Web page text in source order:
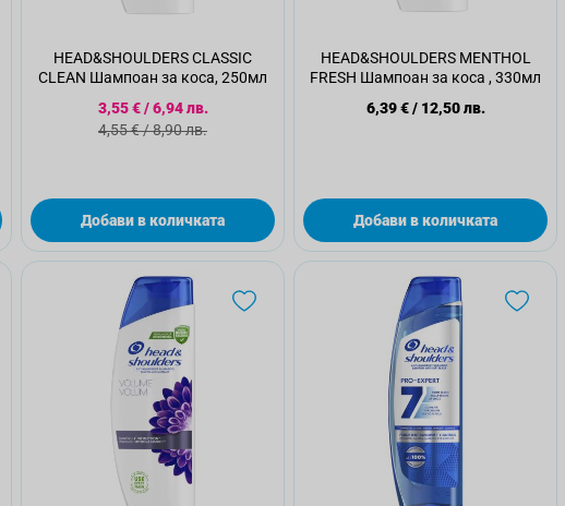
HEAD&SHOULDERS CLASSIC
CLEAN Шампоан за коса, 250мл
Специална цена
3,55 €/6,94 лв.
Стандартна цена
4,55 €/8,90 лв.
Добави в количката
HEAD&SHOULDERS MENTHOL
FRESH Шампоан за коса , 330мл
6,39 €/ 12,50 лв.
Добави в количката